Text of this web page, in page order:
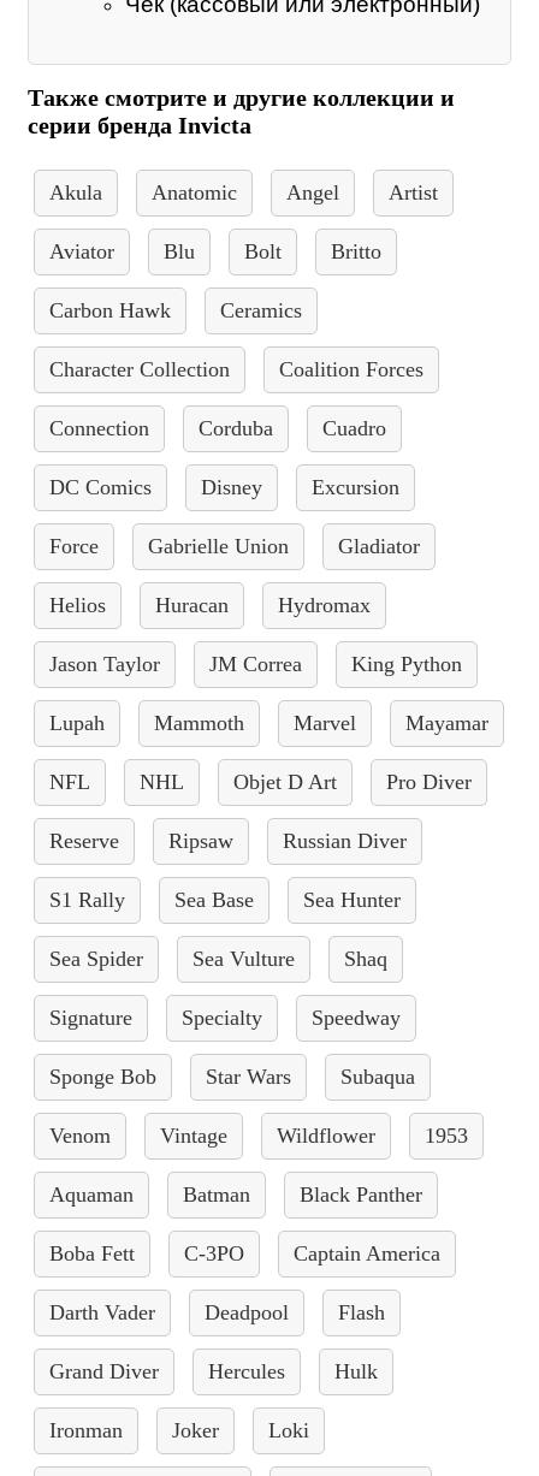
Также смотрите и другие коллекции и
серии бренда Invicta
Akula Anatomic Angel Artist
Aviator Blu Bolt Britto
Carbon Hawk Ceramics
Character Collection Coalition Forces
Connection Corduba Cuadro
DC Comics Disney Excursion
Force Gabrielle Union Gladiator
Helios Huracan Hydromax
Jason Taylor JM Correa King Python
Lupah Mammoth Marvel Mayamar
NFL NHL Objet D Art Pro Diver
Reserve Ripsaw Russian Diver
S1 Rally Sea Base Sea Hunter
Sea Spider Sea Vulture Shaq
Signature Specialty Speedway
Sponge Bob Star Wars Subaqua
Venom Vintage Wildflower 1953
Aquaman Batman Black Panther
Boba Fett C-3PO Captain America
Darth Vader Deadpool Flash
Grand Diver Hercules Hulk
Ironman Joker Loki